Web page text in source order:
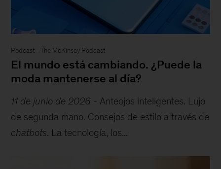
Podcast -The McKinsey Podcast
El mundo está cambiando. ¿Puede la
moda mantenerse al día?
11 de junio de 2026 - Anteojos inteligentes. Lujo
de segunda mano. Consejos de estilo a través de
chatbots. La tecnología, los...